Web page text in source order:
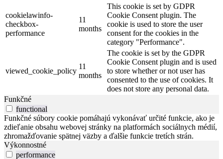
cookielawinfo-
checkbox-
performance
11
months
This cookie is set by GDPR
Cookie Consent plugin. The
cookie is used to store the user
consent for the cookies in the
category "Performance".
viewed_cookie_policy
11
months
The cookie is set by the GDPR
Cookie Consent plugin and is used
to store whether or not user has
consented to the use of cookies. It
does not store any personal data.
Funkčné
functional
Funkčné súbory cookie pomáhajú vykonávať určité funkcie, ako je
zdieľanie obsahu webovej stránky na platformách sociálnych médií,
zhromažďovanie spätnej väzby a ďalšie funkcie tretích strán.
Výkonnostné
performance